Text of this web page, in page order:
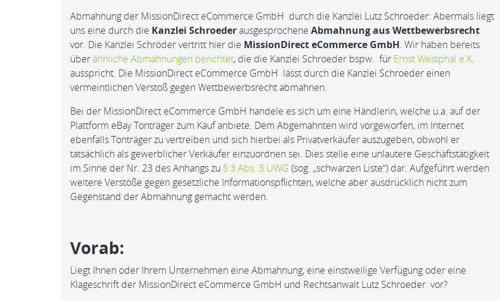
Abmahnung der MissionDirect eCommerce GmbH durch die Kanzlei Lutz Schroeder: Abermals liegt
uns eine durch die Kanzlei Schroederausgesprochene Abmahnung aus Wettbewerbsrecht
vor. Die Kanzlei Schröder vertritt hier die MissionDirect eCommerce GmbH. Wir haben bereits
überähnliche Abmahnungen berichtet, die die Kanzlei Schroeder bspw. für Ernst Westphal e.K.
ausspricht. Die MissionDirect eCommerce GmbH lässt durch die Kanzlei Schroeder einen
vermeintlichen Verstoß gegen Wettbewerbsrecht abmahnen.
Bei der MissionDirect eCommerce GmbH handele es sich um eine Händlerin, welche u.a. auf der
Plattform eBay Tonträger zum Kauf anbiete. Dem Abgemahnten wird vorgeworfen, im Internet
ebenfalls Tonträger zu vertreiben und sich hierbei als Privatverkäufer auszugeben, obwohl er
tatsächlich als gewerblicher Verkäufer einzuordnen sei. Dies stelle eine unlautere Geschäftstätigkeit
im Sinne der Nr. 23 des Anhangs zu § 3 Abs. 3 UWG (sog. „schwarzen Liste“) dar. Aufgeführt werden
weitere Verstöße gegen gesetzliche Informationspflichten, welche aber ausdrücklich nicht zum
Gegenstand der Abmahnung gemacht werden.
Vorab:
Liegt Ihnen oder Ihrem Unternehmen eine Abmahnung, eine einstweilige Verfügung oder eine
Klageschrift der MissionDirect eCommerce GmbH und Rechtsanwalt Lutz Schroeder vor?